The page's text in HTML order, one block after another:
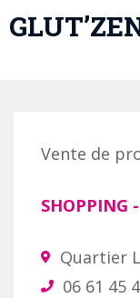
Vente de
SHOPPING
Quartier
06 61 45